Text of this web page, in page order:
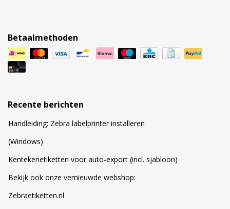
Betaalmethoden
Recente berichten
Handleiding: Zebra labelprinter installeren
(Windows)
Kentekenetiketten voor auto-export (incl. sjabloon)
Bekijk ook onze vernieuwde webshop:
Zebraetiketten.nl